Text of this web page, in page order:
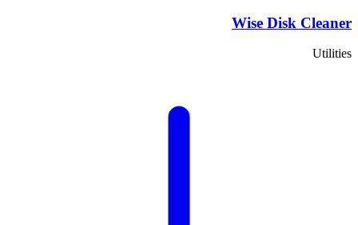
Wise Disk Cleaner
Utilities